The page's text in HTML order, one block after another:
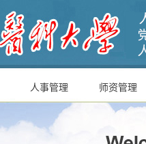
人事管理 师资管理